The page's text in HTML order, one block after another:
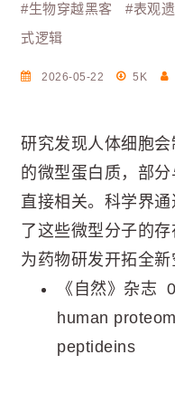
#生物穿越黑客 #表观
式逻辑
2026-05-22 5K
研究发现人体细胞
的微型蛋白质，部
直接相关。科学界
了这些微型分子的
为药物研发开拓全新
《自然》杂志
human
peptideins